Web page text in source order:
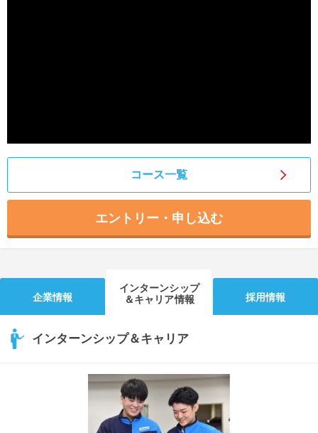
コース一覧
エントリー・申し込む
企業情報
インターンシップ
＆キャリア情報
採用情報
インターンシップ＆キャリア